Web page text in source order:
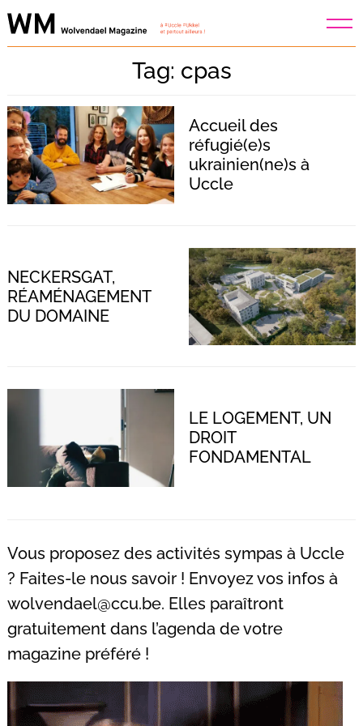
Skip
to
Tag: cpas
Accueil des
réfugié(e)s
ukrainien(ne)s à
Uccle
NECKERSGAT,
RÉAMÉNAGEMENT
DU DOMAINE
LE LOGEMENT, UN
DROIT
FONDAMENTAL
Vous proposez des activités sympas à Uccle
? Faites-le nous savoir ! Envoyez vos infos à
wolvendael@ccu.be. Elles paraîtront
gratuitement dans l’agenda de votre
magazine préféré !
Recherche
pour